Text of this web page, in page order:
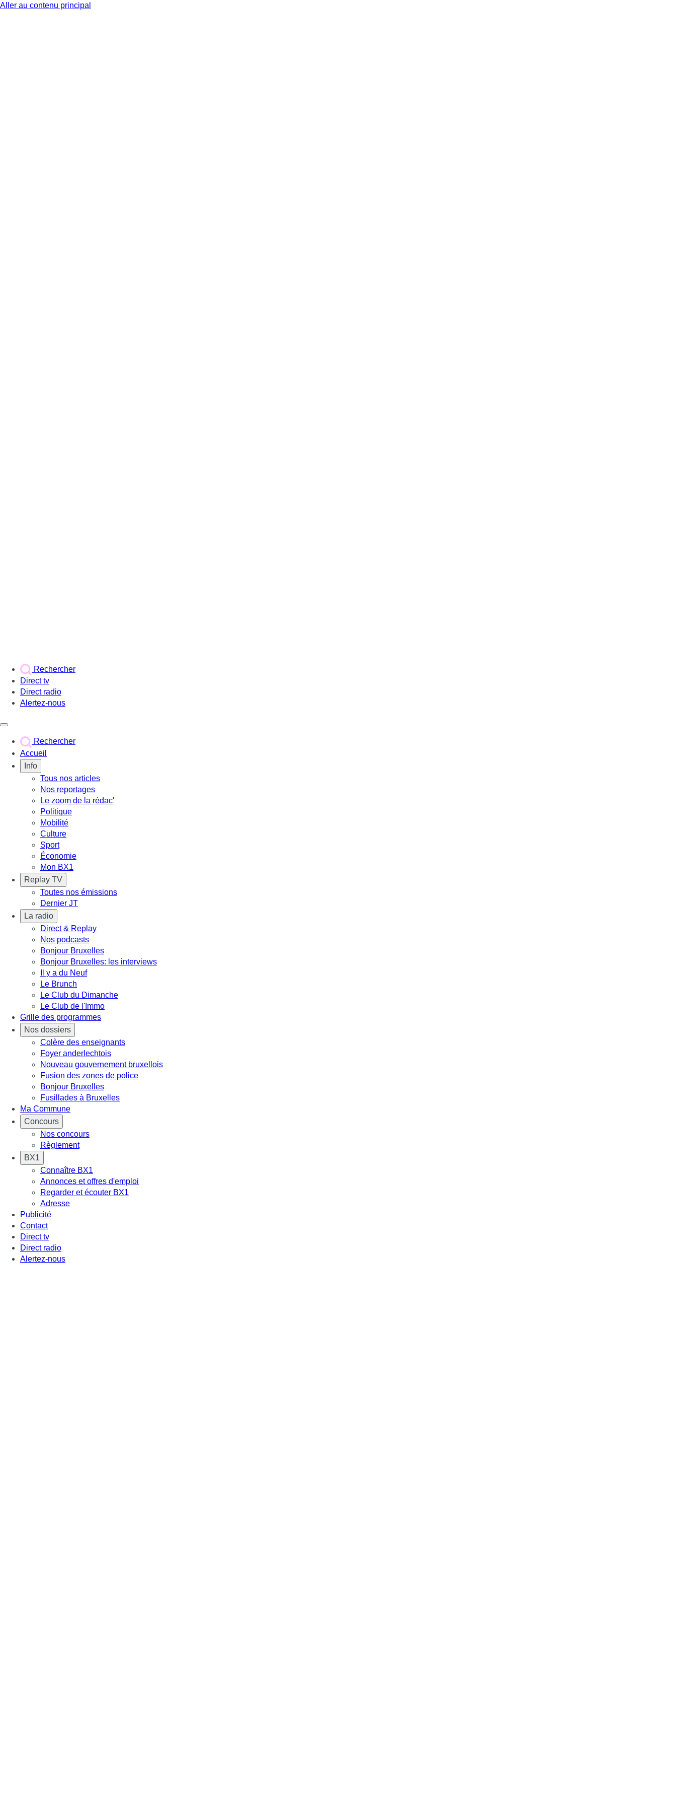
Aller au contenu principal
Rechercher
Direct tv
Direct radio
Alertez-nous
Rechercher
Accueil
Info
Tous nos articles
Nos reportages
Le zoom de la rédac'
Politique
Mobilité
Culture
Sport
Économie
Mon BX1
Replay TV
Toutes nos émissions
Dernier JT
La radio
Direct & Replay
Nos podcasts
Bonjour Bruxelles
Bonjour Bruxelles: les interviews
Il y a du Neuf
Le Brunch
Le Club du Dimanche
Le Club de l'Immo
Grille des programmes
Nos dossiers
Colère des enseignants
Foyer anderlechtois
Nouveau gouvernement bruxellois
Fusion des zones de police
Bonjour Bruxelles
Fusillades à Bruxelles
Ma Commune
Concours
Nos concours
Règlement
BX1
Connaître BX1
Annonces et offres d'emploi
Regarder et écouter BX1
Adresse
Publicité
Contact
Direct tv
Direct radio
Alertez-nous